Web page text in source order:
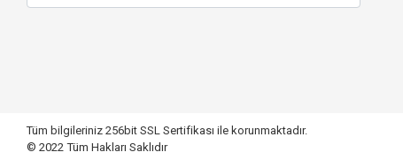
Tüm bilgileriniz 256bit SSL Sertifikası ile korunmaktadır.
© 2022Tüm Hakları Saklıdır